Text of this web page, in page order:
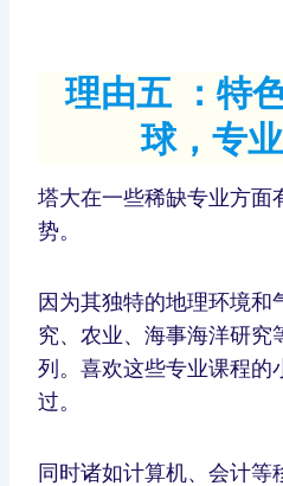
理由五 ：特
球，专
塔大在一些稀缺专业方面
势。
因为其独特的地理环境
究、农业、海事海洋研究
列。喜欢这些专业课程的
过。
同时诸如计算机、会计